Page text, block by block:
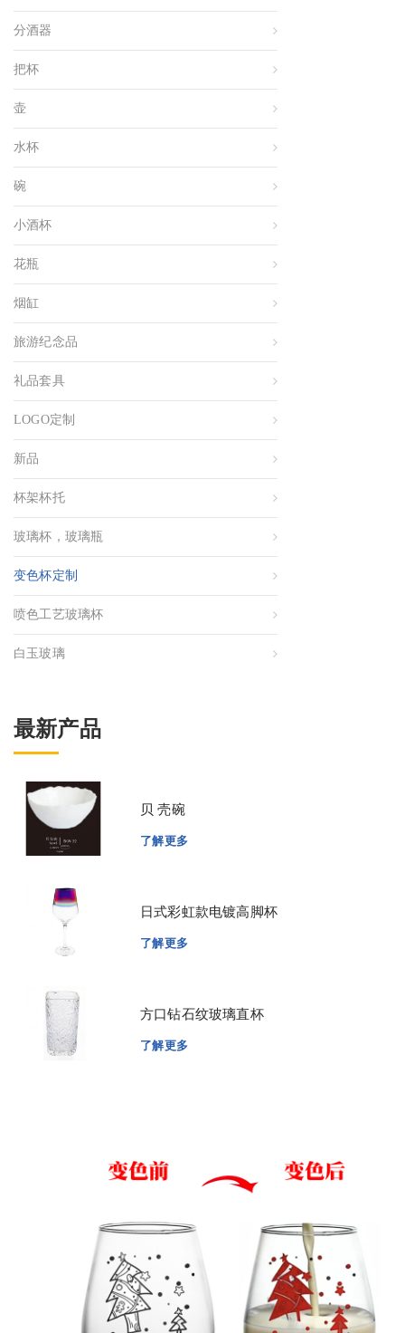
分酒器
把杯
壶
水杯
碗
小酒杯
花瓶
烟缸
旅游纪念品
礼品套具
LOGO定制
新品
杯架杯托
玻璃杯，玻璃瓶
变色杯定制
喷色工艺玻璃杯
白玉玻璃
最新产品
贝 壳碗
了解更多
日式彩虹款电镀高脚杯
了解更多
方口钻石纹玻璃直杯
了解更多